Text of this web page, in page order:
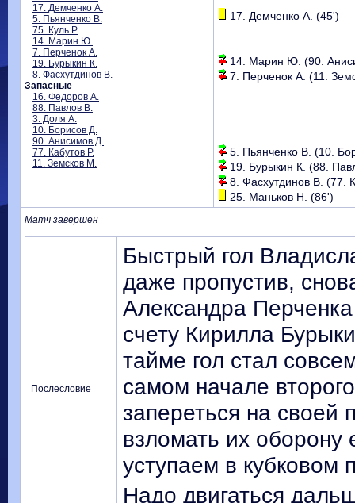
17. Демченко А.
5. Пьянченко В.
75. Куль Р.
14. Марин Ю.
7. Перченок А.
19. Бурыкин К.
8. Фасхутдинов В.
Запасные
16. Федоров А.
88. Павлов В.
3. Доля А.
10. Борисов Д.
90. Анисимов Д.
77. Кабутов Р.
11. Земсков М.
17. Демченко А. (45')
14. Марин Ю. (90.
7. Перченок А. (11.
5. Пьянченко В. (10.
19. Бурыкин К. (88.
8. Фасхутдинов В. (77.
25. Маньков Н. (86')
Матч завершен
Послесловие
Быстрый гол
даже пропустив,
Александра
счету Кирилла
тайме гол стал
самом начале
запереться на своей
взломать их оборону
уступаем в кубковом
Надо двигаться